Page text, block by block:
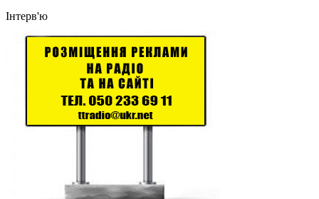
Інтерв'ю